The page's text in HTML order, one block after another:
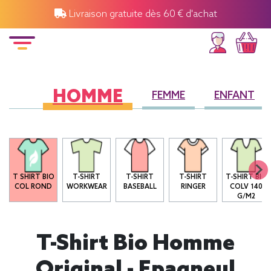
Livraison gratuite dès 60 € d'achat
HOMME FEMME ENFANT
T SHIRT BIO
COL ROND
T-SHIRT
WORKWEAR
T-SHIRT
BASEBALL
T-SHIRT
RINGER
T-SHIRT BIO
COLV 140
G/M2
T-Shirt Bio Homme